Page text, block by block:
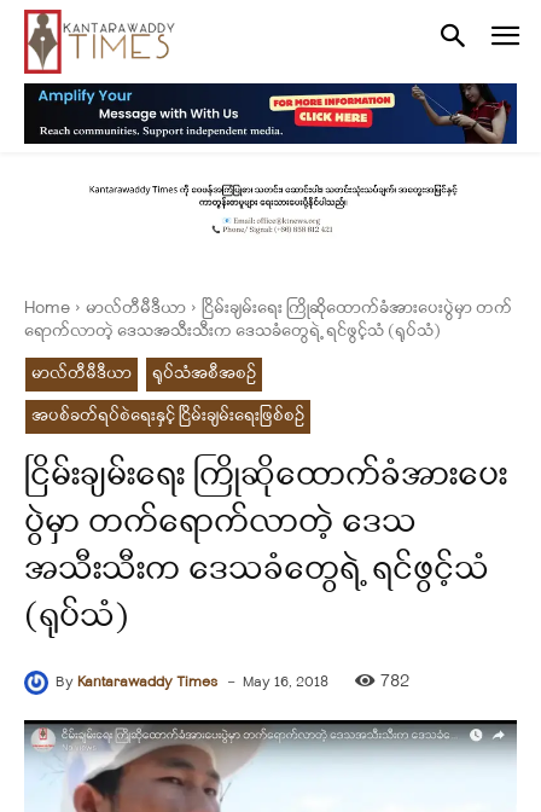
Home မာလ်တီမီဒီယာ
ငြိမ်းချမ်းရေး ကြိုဆိုထောက်ခံအားပေးပွဲမှာ တက်
ရောက်လာတဲ့ ဒေသအသီးသီးက ဒေသခံတွေရဲ့ ရင်ဖွင့်သံ (ရုပ်သံ)
မာလ်တီမီဒီယာ
ရုပ်သံအစီအစဉ်
အပစ်ခတ်ရပ်စဲရေးနှင့် ငြိမ်းချမ်းရေးဖြစ်စဉ်
ငြိမ်းချမ်းရေး ကြိုဆိုထောက်ခံအားပေး
ပွဲမှာ တက်ရောက်လာတဲ့ ဒေသ
အသီးသီးက ဒေသခံတွေရဲ့ ရင်ဖွင့်သံ
(ရုပ်သံ)
ByKantarawaddy Times - May 16, 2018 782